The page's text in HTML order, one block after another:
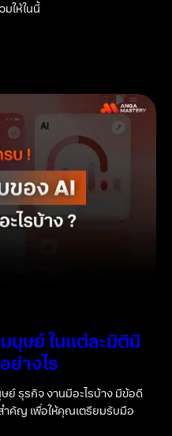
ให้ในนี้
นุษย์ ในแต่ละมิติมี
ย่างไร
ธุรกิจ งานมีอะไรบ้าง มีข้อดี
สำคัญ เพื่อให้คุณเตรียมรับมือ